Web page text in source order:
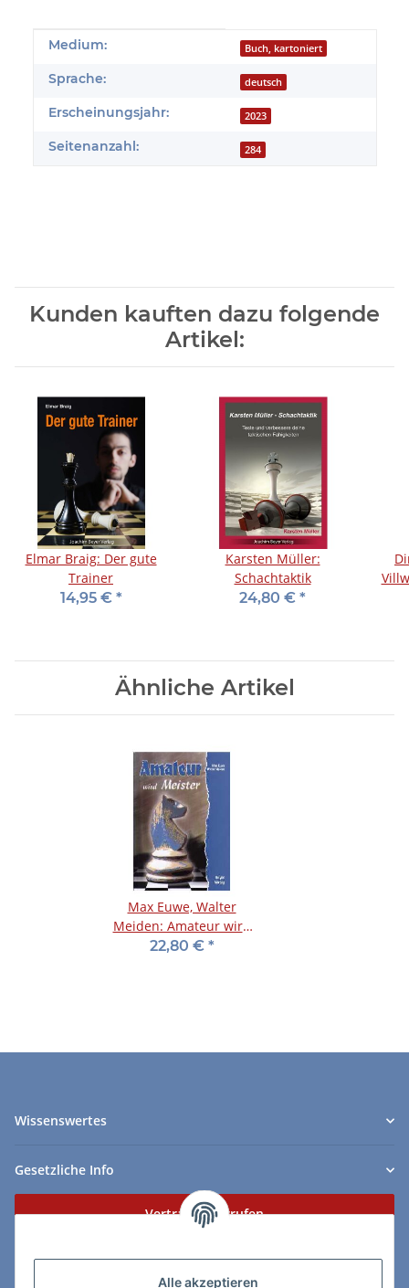
Alle akzeptieren
Produkteigenschaft
Wert
Medium: Buch, kartoniert
Sprache: deutsch
Erscheinungsjahr: 2023
Seitenanzahl: 284
Kunden kauften dazu folgende
Artikel:
Elmar Braig: Der gute
Trainer
14,95 € *
Karsten Müller:
Schachtaktik
24,80 € *
Ähnliche Artikel
Max Euwe, Walter
Meiden: Amateur wird
Meister
22,80 € *
Wissenswertes
Gesetzliche Info
Vertrag widerrufen